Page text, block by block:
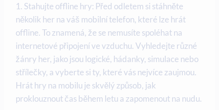
1. Stahujte offline hry: Před odletem si stáhněte
několik her na váš mobilní telefon, které lze hrát
offline. To znamená, že se nemusíte spoléhat na
internetové připojení ve vzduchu. Vyhledejte různé
žánry her, jako jsou logické, hádanky, simulace nebo
střílečky, a vyberte si ty, které vás nejvíce zaujmou.
Hrát hry na mobilu je skvělý způsob, jak
proklouznout čas během letu a zapomenout na nudu.